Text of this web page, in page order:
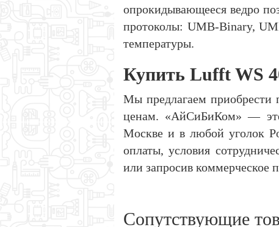
опрокидывающееся ведро
протоколы: UMB-Binary,
температуры.
Купить Lufft WS
Мы предлагаем приобрести
ценам. «АйСиБиКом» — это
Москве и в любой уголок
оплаты, условия
или запросив коммерческое
Сопутствующие